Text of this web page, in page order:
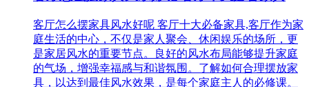
客厅怎么摆家具风水好呢 客厅十大必备家具,客厅作为家
庭生活的中心，不仅是家人聚会、休闲娱乐的场所，更
是家居风水的重要节点。良好的风水布局能够提升家庭
的气场，增强幸福感与和谐氛围。了解如何合理摆放家
具，以达到最佳风水效果，是每个家庭主人的必修课。